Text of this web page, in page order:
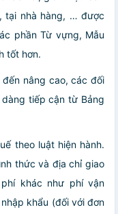
tại nhà hàng, … được
phần Từ vựng, Mẫu
tốt hơn.
nâng cao, các đối
tiếp cận từ Bảng
theo luật hiện hành.
thức và địa chỉ giao
khác như phí vận
khẩu (đối với đơn